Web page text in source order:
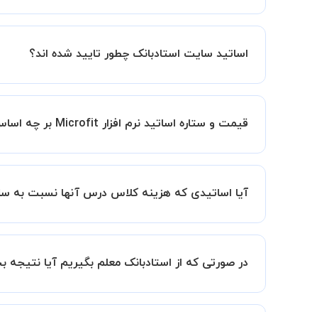
کلاس ها در دو محیط اسکای روم و یا ادوبی کانکت
اساتید سایت استادبانک چطور تایید شده اند؟
در ابتدا تیم داوری استادبانک نمونه تدریس
قیمت و ستاره اساتید نرم افزار Microfit بر چه اساس انتخاب شده است؟
قیمت هر جلسه تدریس اساتید نرم افزار Microfit بر اساس ستاره آنها در سامانه استادبانک می باشد.
بنابراین تمامی اساتید استادبانک (1 ستاره تا VIP) از نظر کیفیت تدریس مورد ارزیابی قرار گرفته و تایید شده اند.
آیا اساتیدی که هزینه کلاس درس آنها نسبت به
بله قطعا تدریس این اساتید هم با کیفیت است
در صورتی که از استادبانک معلم بگیریم آیا
ما قطعا مدرسین خیلی خوبی را برای شما معرفی